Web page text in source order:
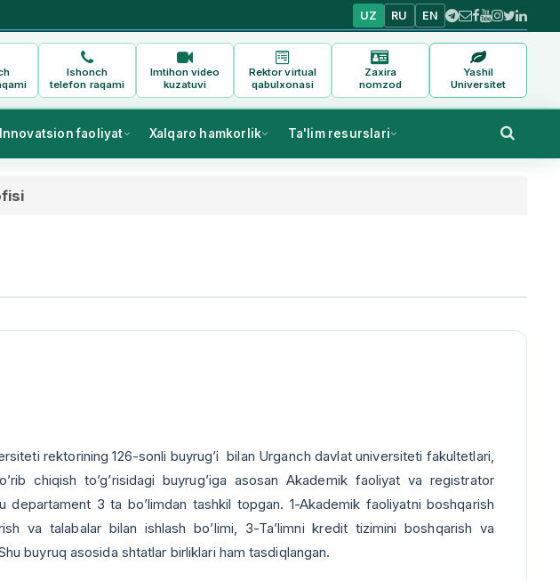
UZ RU EN
Ishonch
telefon raqami
Imtihon video
kuzatuvi
Rektor virtual
qabulxonasi
Zaxira
nomzod
Yashil
Universitet
Innovatsion faoliyat Xalqaro hamkorlik Ta'lim resurslari
rektorining 126-sonli buyrug’i bilan Urganch davlat universiteti fakultetlari,
chiqish to’g’risidagi buyrug’iga asosan Akademik faoliyat va registrator
departament 3 ta bo’limdan tashkil topgan. 1-Akademik faoliyatni boshqarish
va talabalar bilan ishlash bo’limi, 3-Ta’limni kredit tizimini boshqarish va
buyruq asosida shtatlar birliklari ham tasdiqlangan.